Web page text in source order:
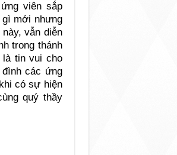
viên sắp
gì mới nhưng
vẫn diễn
trong thánh
là tin vui cho
đình các ứng
có sự hiện
quý thầy